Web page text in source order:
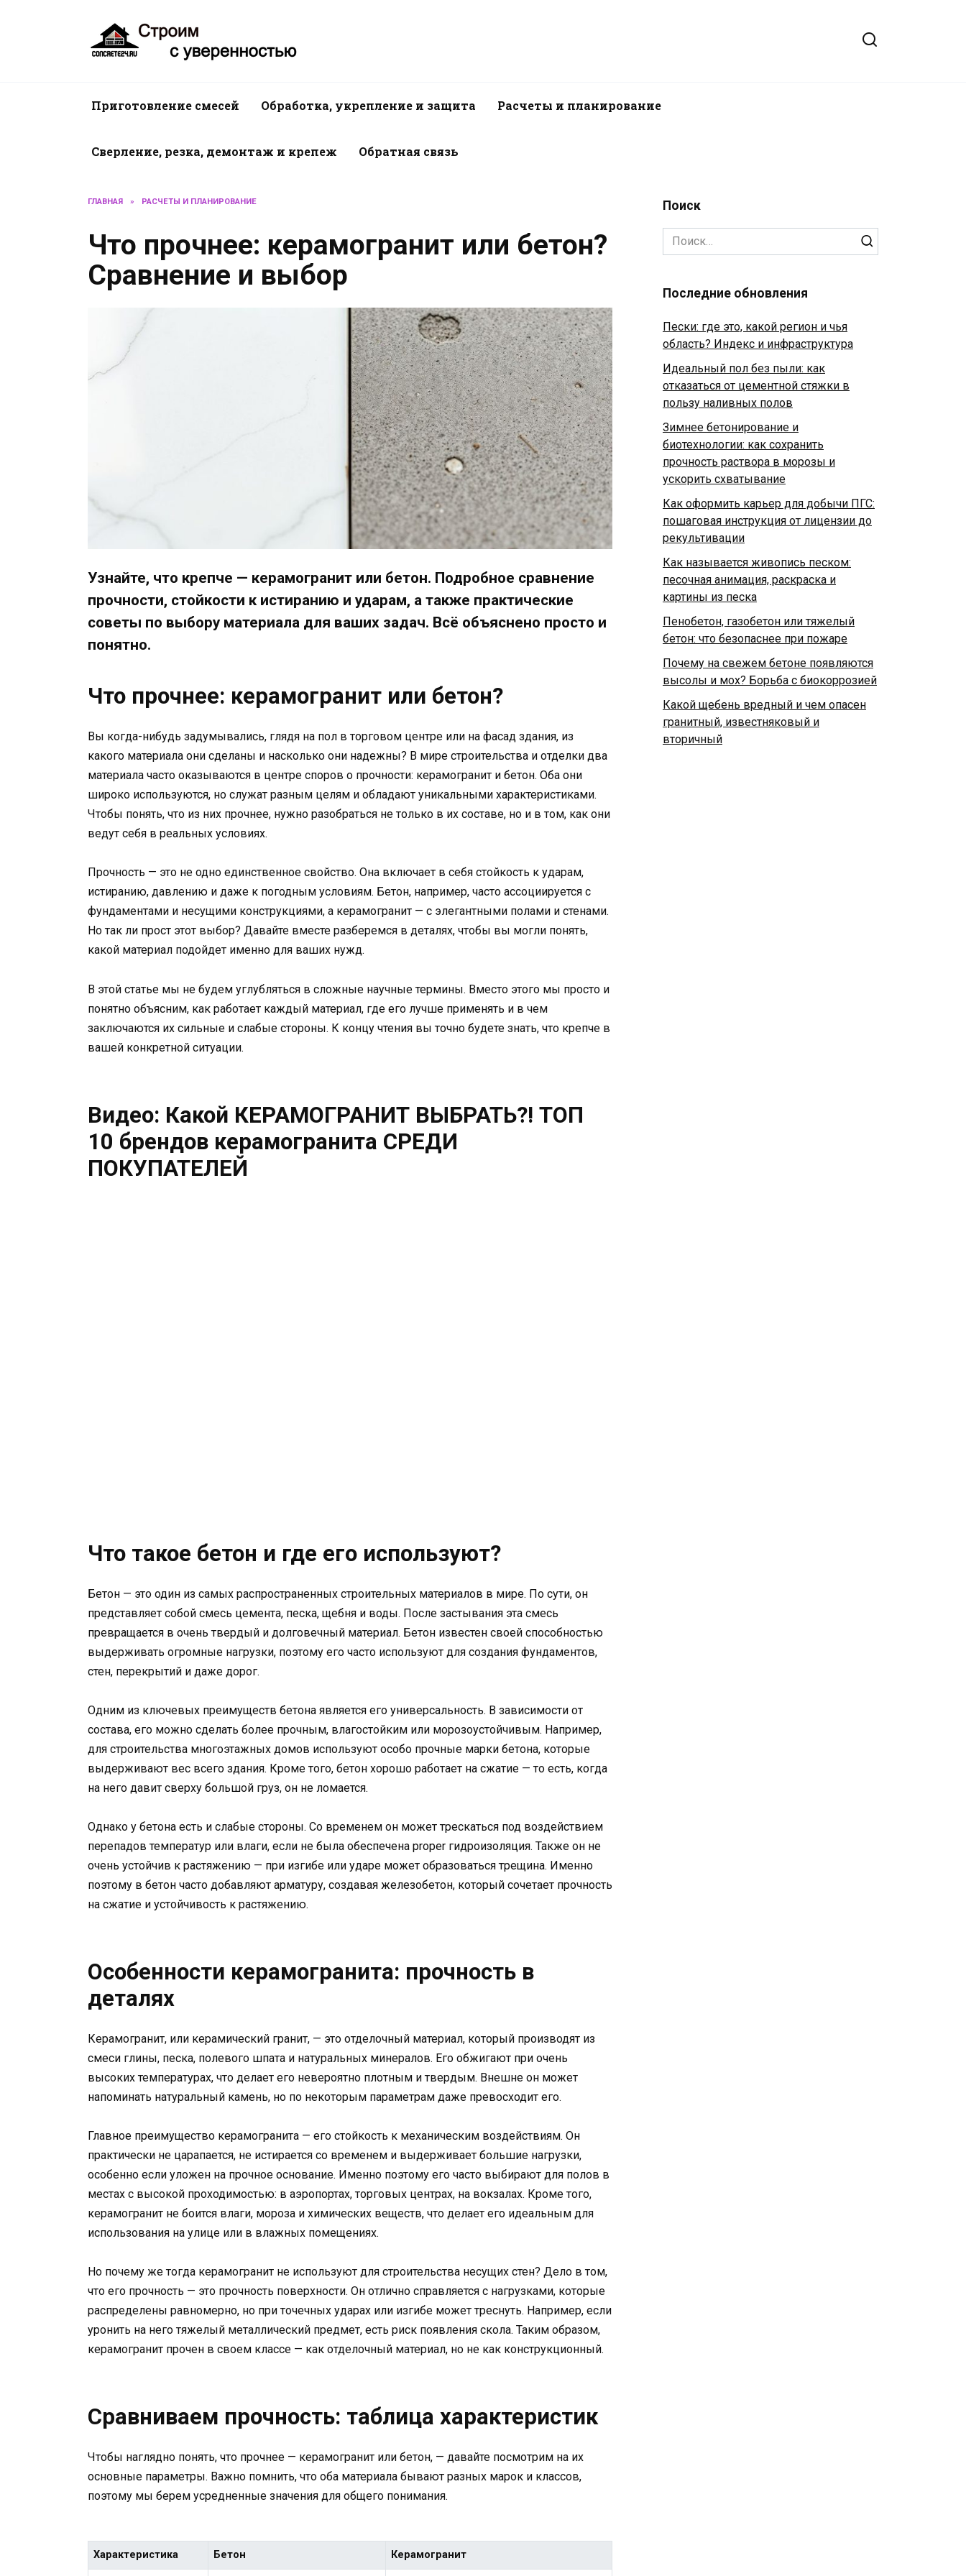
Приготовление смесей Обработка, укрепление и защита Расчеты и планирование
Сверление, резка, демонтаж и крепеж Обратная связь
ГЛАВНАЯ » РАСЧЕТЫ И ПЛАНИРОВАНИЕ
Что прочнее: керамогранит или бетон?
Сравнение и выбор
Узнайте, что крепче — керамогранит или бетон. Подробное сравнение
прочности, стойкости к истиранию и ударам, а также практические
советы по выбору материала для ваших задач. Всё объяснено просто и
понятно.
Что прочнее: керамогранит или бетон?
Вы когда-нибудь задумывались, глядя на пол в торговом центре или на фасад здания, из
какого материала они сделаны и насколько они надежны? В мире строительства и отделки два
материала часто оказываются в центре споров о прочности: керамогранит и бетон. Оба они
широко используются, но служат разным целям и обладают уникальными характеристиками.
Чтобы понять, что из них прочнее, нужно разобраться не только в их составе, но и в том, как они
ведут себя в реальных условиях.
Прочность — это не одно единственное свойство. Она включает в себя стойкость к ударам,
истиранию, давлению и даже к погодным условиям. Бетон, например, часто ассоциируется с
фундаментами и несущими конструкциями, а керамогранит — с элегантными полами и стенами.
Но так ли прост этот выбор? Давайте вместе разберемся в деталях, чтобы вы могли понять,
какой материал подойдет именно для ваших нужд.
В этой статье мы не будем углубляться в сложные научные термины. Вместо этого мы просто и
понятно объясним, как работает каждый материал, где его лучше применять и в чем
заключаются их сильные и слабые стороны. К концу чтения вы точно будете знать, что крепче в
вашей конкретной ситуации.
Видео: Какой КЕРАМОГРАНИТ ВЫБРАТЬ?! ТОП
10 брендов керамогранита СРЕДИ
ПОКУПАТЕЛЕЙ
Что такое бетон и где его используют?
Бетон — это один из самых распространенных строительных материалов в мире. По сути, он
представляет собой смесь цемента, песка, щебня и воды. После застывания эта смесь
превращается в очень твердый и долговечный материал. Бетон известен своей способностью
выдерживать огромные нагрузки, поэтому его часто используют для создания фундаментов,
стен, перекрытий и даже дорог.
Одним из ключевых преимуществ бетона является его универсальность. В зависимости от
состава, его можно сделать более прочным, влагостойким или морозоустойчивым. Например,
для строительства многоэтажных домов используют особо прочные марки бетона, которые
выдерживают вес всего здания. Кроме того, бетон хорошо работает на сжатие — то есть, когда
на него давит сверху большой груз, он не ломается.
Однако у бетона есть и слабые стороны. Со временем он может трескаться под воздействием
перепадов температур или влаги, если не была обеспечена proper гидроизоляция. Также он не
очень устойчив к растяжению — при изгибе или ударе может образоваться трещина. Именно
поэтому в бетон часто добавляют арматуру, создавая железобетон, который сочетает прочность
на сжатие и устойчивость к растяжению.
Особенности керамогранита: прочность в
деталях
Керамогранит, или керамический гранит, — это отделочный материал, который производят из
смеси глины, песка, полевого шпата и натуральных минералов. Его обжигают при очень
высоких температурах, что делает его невероятно плотным и твердым. Внешне он может
напоминать натуральный камень, но по некоторым параметрам даже превосходит его.
Главное преимущество керамогранита — его стойкость к механическим воздействиям. Он
практически не царапается, не истирается со временем и выдерживает большие нагрузки,
особенно если уложен на прочное основание. Именно поэтому его часто выбирают для полов в
местах с высокой проходимостью: в аэропортах, торговых центрах, на вокзалах. Кроме того,
керамогранит не боится влаги, мороза и химических веществ, что делает его идеальным для
использования на улице или в влажных помещениях.
Но почему же тогда керамогранит не используют для строительства несущих стен? Дело в том,
что его прочность — это прочность поверхности. Он отлично справляется с нагрузками, которые
распределены равномерно, но при точечных ударах или изгибе может треснуть. Например, если
уронить на него тяжелый металлический предмет, есть риск появления скола. Таким образом,
керамогранит прочен в своем классе — как отделочный материал, но не как конструкционный.
Сравниваем прочность: таблица характеристик
Чтобы наглядно понять, что прочнее — керамогранит или бетон, — давайте посмотрим на их
основные параметры. Важно помнить, что оба материала бывают разных марок и классов,
поэтому мы берем усредненные значения для общего понимания.
Характеристика Бетон Керамогранит
Поиск
Search
for:
Последние обновления
Пески: где это, какой регион и чья
область? Индекс и инфраструктура
Идеальный пол без пыли: как
отказаться от цементной стяжки в
пользу наливных полов
Зимнее бетонирование и
биотехнологии: как сохранить
прочность раствора в морозы и
ускорить схватывание
Как оформить карьер для добычи ПГС:
пошаговая инструкция от лицензии до
рекультивации
Как называется живопись песком:
песочная анимация, раскраска и
картины из песка
Пенобетон, газобетон или тяжелый
бетон: что безопаснее при пожаре
Почему на свежем бетоне появляются
высолы и мох? Борьба с биокоррозией
Какой щебень вредный и чем опасен
гранитный, известняковый и
вторичный